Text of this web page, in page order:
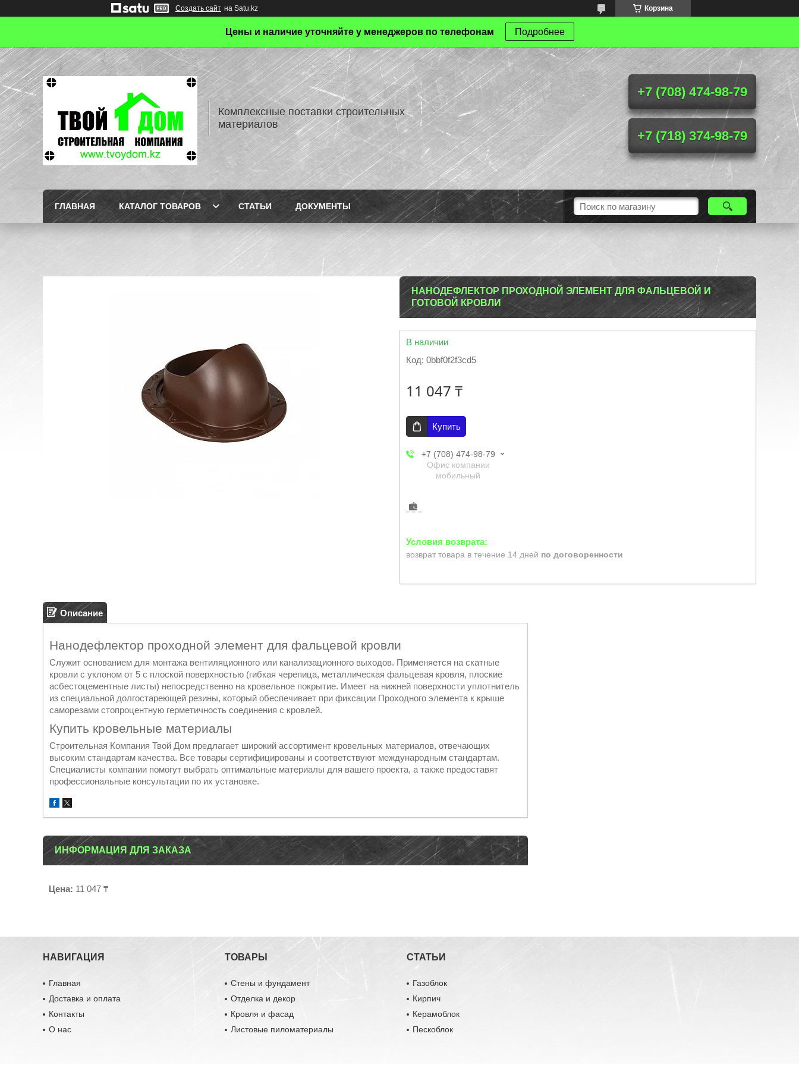
Создать сайт на Satu.kz Корзина
Цены и наличие уточняйте у менеджеров по телефонам Подробнее
Комплексные поставки строительных
материалов
+7 (708) 474-98-79
+7 (718) 374-98-79
ГЛАВНАЯ КАТАЛОГ ТОВАРОВ СТАТЬИ ДОКУМЕНТЫ
НАНОДЕФЛЕКТОР ПРОХОДНОЙ ЭЛЕМЕНТ ДЛЯ ФАЛЬЦЕВОЙ И
ГОТОВОЙ КРОВЛИ
В наличии
Код: 0bbf0f2f3cd5
11 047 ₸
Купить
+7 (708) 474-98-79
Офис компании
мобильный
возврат товара в течение 14 дней по договоренности
Описание
Нанодефлектор проходной элемент для фальцевой кровли
Служит основанием для монтажа вентиляционного или канализационного выходов. Применяется на скатные
кровли с уклоном от 5 с плоской поверхностью (гибкая черепица, металлическая фальцевая кровля, плоские
асбестоцементные листы) непосредственно на кровельное покрытие. Имеет на нижней поверхности уплотнитель
из специальной долгостареющей резины, который обеспечивает при фиксации Проходного элемента к крыше
саморезами стопроцентную герметичность соединения с кровлей.
Купить кровельные материалы
Строительная Компания Твой Дом предлагает широкий ассортимент кровельных материалов, отвечающих
высоким стандартам качества. Все товары сертифицированы и соответствуют международным стандартам.
Специалисты компании помогут выбрать оптимальные материалы для вашего проекта, а также предоставят
профессиональные консультации по их установке.
ИНФОРМАЦИЯ ДЛЯ ЗАКАЗА
Цена: 11 047 ₸
НАВИГАЦИЯ
Главная
Доставка и оплата
Контакты
О нас
ТОВАРЫ
Стены и фундамент
Отделка и декор
Кровля и фасад
Листовые пиломатериалы
СТАТЬИ
Газоблок
Кирпич
Керамоблок
Пескоблок